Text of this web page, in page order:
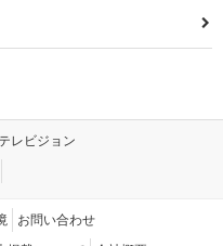
レビジョン
お問い合わせ